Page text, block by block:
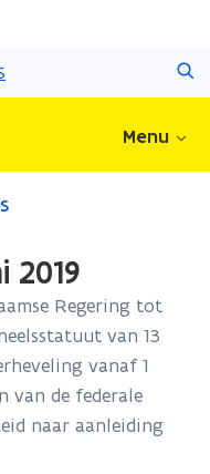
Menu
2019
Regering tot
van 13
vanaf 1
van de federale
naar aanleiding